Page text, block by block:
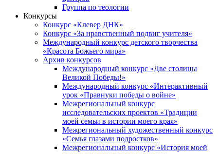
Группа по теологии
Конкурсы
Конкурс «Клевер ДНК»
Конкурс «За нравственный подвиг учителя»
Международный конкурс детского творчества
«Красота Божьего мира»
Архив конкурсов
Международный конкурс «Две столицы
Великой Победы!»
Международный конкурс «Интерактивный
урок «Правнуки победы о войне»
Межрегиональный конкурс
исследовательских проектов «Традиции
моей семьи в истории моего края»
Межрегиональный художественный конкурс
«Семья глазами подростков»
Межрегиональный конкурс «История моей